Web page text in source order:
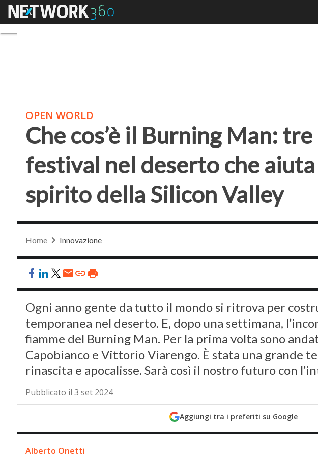
Menu Che cos’è il Burning Man: tre amici al
OPEN WORLD
Che cos’è il Burning Man:
festival nel deserto che
spirito della Silicon Valley
Home Innovazione
Ogni anno gente da tutto il mondo si ritrova per
temporanea nel deserto. E, dopo una settimana,
fiamme del Burning Man. Per la prima volta sono
Capobianco e Vittorio Viarengo. È stata una grande
rinascita e apocalisse. Sarà così il nostro futuro con
Pubblicato il 3 set 2024
Aggiungi tra i preferiti su Google
Alberto Onetti